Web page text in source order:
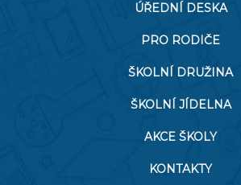
ÚŘEDNÍ DESKA
PRO RODIČE
ŠKOLNÍ DRUŽINA
ŠKOLNÍ JÍDELNA
AKCE ŠKOLY
KONTAKTY